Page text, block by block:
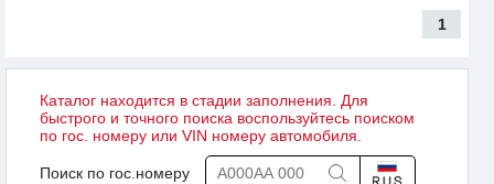
1
Каталог находится в стадии заполнения. Для
быстрого и точного поиска воспользуйтесь поиском
по гос. номеру или VIN номеру автомобиля.
Поиск по гос.номеру